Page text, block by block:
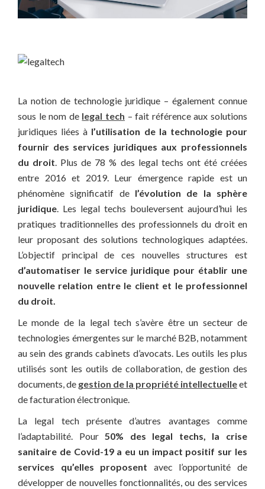
La notion de technologie juridique – également connue
sous le nom de legal tech – fait référence aux solutions
juridiques liées à l’utilisation de la technologie pour
fournir des services juridiques aux professionnels
du droit. Plus de 78 % des legal techs ont été créées
entre 2016 et 2019. Leur émergence rapide est un
phénomène significatif de l’évolution de la sphère
juridique. Les legal techs bouleversent aujourd’hui les
pratiques traditionnelles des professionnels du droit en
leur proposant des solutions technologiques adaptées.
L’objectif principal de ces nouvelles structures est
d’automatiser le service juridique pour établir une
nouvelle relation entre le client et le professionnel
du droit.
Le monde de la legal tech s’avère être un secteur de
technologies émergentes sur le marché B2B, notamment
au sein des grands cabinets d’avocats. Les outils les plus
utilisés sont les outils de collaboration, de gestion des
documents, de gestion de la propriété intellectuelleet
de facturation électronique.
La legal tech présente d’autres avantages comme
l’adaptabilité. Pour50% des legal techs, la crise
sanitaire de Covid-19 a eu un impact positif sur les
services qu’elles proposent avec l’opportunité de
développer de nouvelles fonctionnalités, ou des services